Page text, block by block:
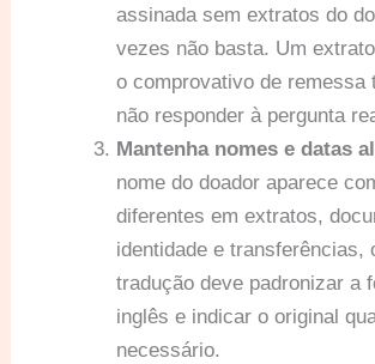
assinada sem extratos do
vezes não basta. Um
o comprovativo de remessa
não responder à pergunta
Mantenha nomes e datas
nome do doador aparece
diferentes em extratos,
identidade e transferências,
tradução deve padronizar a
inglês e indicar o original
necessário.